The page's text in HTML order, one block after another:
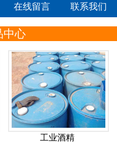
生产车间
在线留言
联系我们
在线留言 联系我们
中心
工业酒精